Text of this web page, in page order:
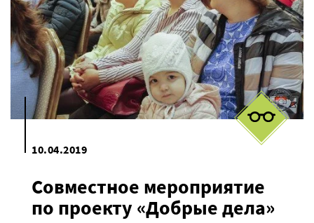
10.04.2019
Совместное мероприятие
по проекту «Добрые дела»